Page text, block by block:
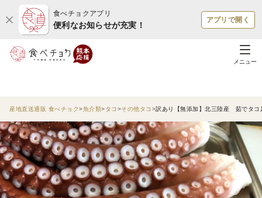
食べチョクアプリ
便利なお知らせが充実！
アプリで開く
メニュー
産地直送通販 食べチョク 魚介類 タコ その他タコ 訳あり【無添加】北三陸産 茹でタ